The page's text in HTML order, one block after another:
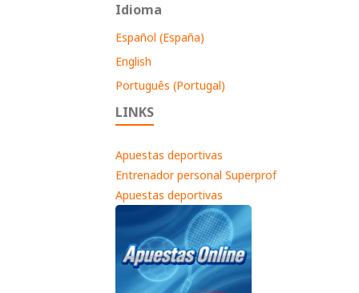
Idioma
Español (España)
English
Português (Portugal)
LINKS
Apuestas deportivas
Entrenador personal Superprof
Apuestas deportivas